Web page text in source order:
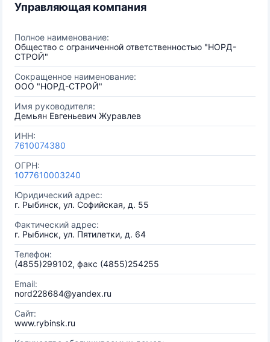
Управляющая компания
Полное наименование:
Общество с ограниченной ответственностью "НОРД-
СТРОЙ"
Сокращенное наименование:
ООО "НОРД-СТРОЙ"
Имя руководителя:
Демьян Евгеньевич Журавлев
ИНН:
7610074380
ОГРН:
1077610003240
Юридический адрес:
г. Рыбинск, ул. Софийская, д. 55
Фактический адрес:
г. Рыбинск, ул. Пятилетки, д. 64
Телефон:
(4855)299102, факс (4855)254255
Email:
nord228684@yandex.ru
Сайт:
www.rybinsk.ru